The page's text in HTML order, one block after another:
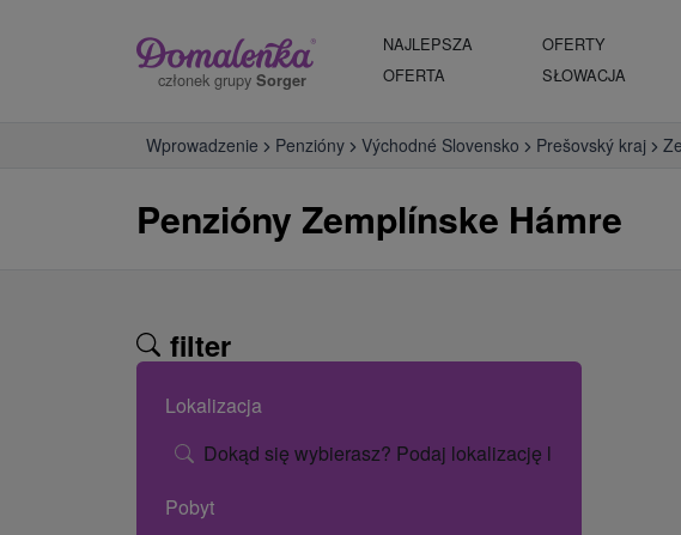
członek grupy Sorger
NAJLEPSZA
OFERTA
OFERTY
SŁOWACJA
Wprowadzenie Penzióny Východné Slovensko Prešovský kraj
Penzióny Zemplínske Hámre
filter
Lokalizacja
Dokąd się wybierasz? Podaj lokalizację lub nazwę
Pobyt